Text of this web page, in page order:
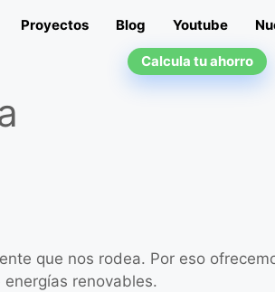
Proyectos Blog Youtube
Calcula tu ahorro
que nos rodea. Por eso
renovables.